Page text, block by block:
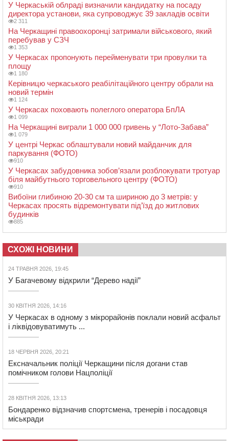
У Черкаській облраді визначили кандидатку на посаду
директора установи, яка супроводжує 39 закладів освіти
2 311
На Черкащині правоохоронці затримали військового, який
перебував у СЗЧ
1 353
У Черкасах пропонують перейменувати три провулки та
площу
1 180
Керівницю черкаського реабілітаційного центру обрали на
новий термін
1 124
У Черкасах поховають полеглого оператора БпЛА
1 099
На Черкащині виграли 1 000 000 гривень у “Лото-Забава”
1 079
У центрі Черкас облаштували новий майданчик для
паркування (ФОТО)
910
У Черкасах забудовника зобов’язали розблокувати тротуар
біля майбутнього торговельного центру (ФОТО)
910
Вибоїни глибиною 20-30 см та шириною до 3 метрів: у
Черкасах просять відремонтувати під’їзд до житлових
будинків
885
СХОЖІ НОВИНИ
24 ТРАВНЯ 2026, 19:45
У Багачевому відкрили “Дерево надії”
30 КВІТНЯ 2026, 14:16
У Черкасах в одному з мікрорайонів поклали новий асфальт
і ліквідовуватимуть ...
18 ЧЕРВНЯ 2026, 20:21
Ексначальник поліції Черкащини після догани став
помічником голови Нацполіції
28 КВІТНЯ 2026, 13:13
Бондаренко відзначив спортсмена, тренерів і посадовця
міськради